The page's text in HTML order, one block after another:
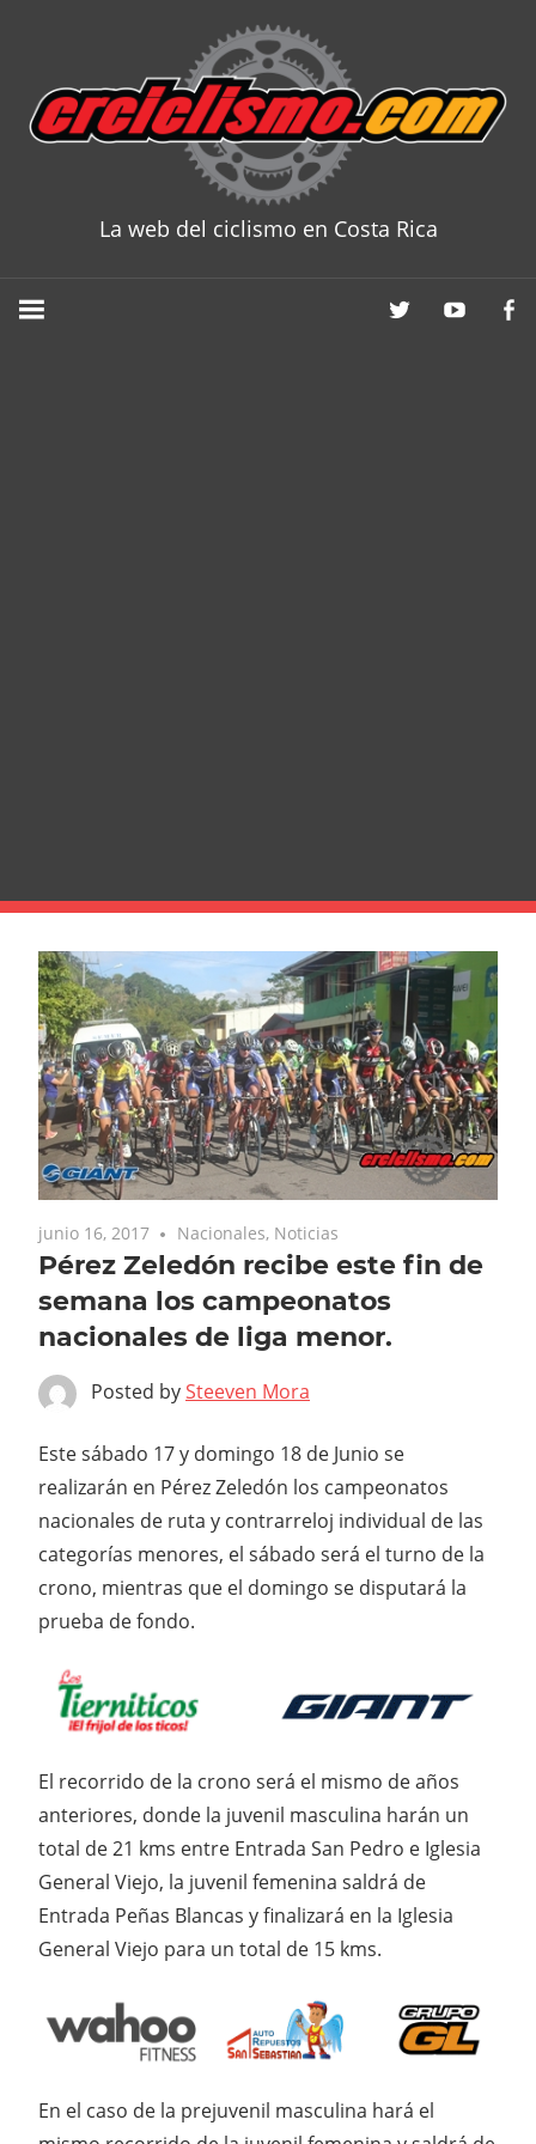
content
La web del ciclismo en Costa Rica
junio 16, 2017 Nacionales, Noticias
Pérez Zeledón recibe este fin de
semana los campeonatos
nacionales de liga menor.
Posted bySteeven Mora
Este sábado 17 y domingo 18 de Junio se
realizarán en Pérez Zeledón los campeonatos
nacionales de ruta y contrarreloj individual de las
categorías menores, el sábado será el turno de la
crono, mientras que el domingo se disputará la
prueba de fondo.
El recorrido de la crono será el mismo de años
anteriores, donde la juvenil masculina harán un
total de 21 kms entre Entrada San Pedro e Iglesia
General Viejo, la juvenil femenina saldrá de
Entrada Peñas Blancas y finalizará en la Iglesia
General Viejo para un total de 15 kms.
En el caso de la prejuvenil masculina hará el